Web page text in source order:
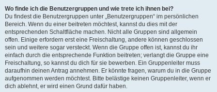
Wo finde ich die Benutzergruppen und wie trete ich ihnen bei?
Du findest die Benutzergruppen unter „Benutzergruppen“ im persönlichen
Bereich. Wenn du einer beitreten möchtest, kannst du dies mit der
entsprechenden Schaltfläche machen. Nicht alle Gruppen sind allgemein
offen. Einige erfordern erst eine Freischaltung, andere können geschlossen
sein und weitere sogar versteckt. Wenn die Gruppe offen ist, kannst du ihr
einfach durch die entsprechende Funktion beitreten; verlangt die Gruppe eine
Freischaltung, so kannst du dich für sie bewerben. Ein Gruppenleiter muss
daraufhin deinen Antrag annehmen. Er könnte fragen, warum du in die Gruppe
aufgenommen werden möchtest. Bitte belästige keinen Gruppenleiter, wenn er
dich ablehnt, er wird einen Grund dafür haben.